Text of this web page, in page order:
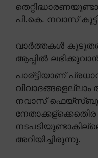
പി.കെ. നവാസ്
വാർത്തകൾ
ആപ്പിൽ
പാര്ട്ടിയാണ്
വിവാദങ്ങളെല്ലാം
നവാസ്
നേതാക്കള്ക്കെതിെര
അറിയിച്ചിരുന്നു.